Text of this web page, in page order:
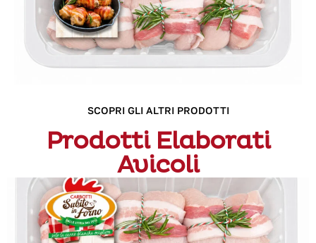
Prodotti Elaborati
Avicoli
SCOPRI GLI ALTRI PRODOTTI